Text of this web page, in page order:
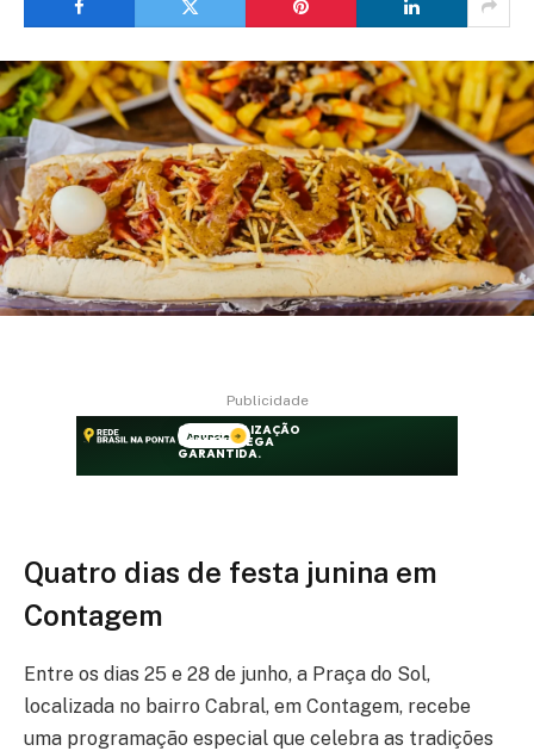
Publicidade
Quatro dias de festa junina em
Contagem
Entre os dias 25 e 28 de junho, a Praça do Sol,
localizada no bairro Cabral, em Contagem, recebe
uma programação especial que celebra as tradições